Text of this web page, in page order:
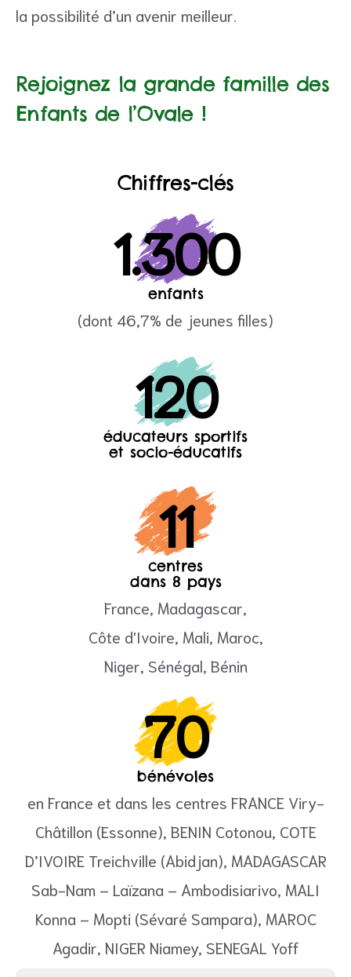
la possibilité d’un avenir meilleur.
Rejoignez la grande famille des
Enfants de l’Ovale !
Chiffres-clés
1.300
enfants
(dont 46,7% de jeunes filles)
120
éducateurs sportifs
et socio-éducatifs
11
centres
dans 8 pays
France, Madagascar,
Côte d'Ivoire, Mali, Maroc,
Niger, Sénégal, Bénin
70
bénévoles
en France et dans les centres FRANCE Viry-
Châtillon (Essonne), BENIN Cotonou, COTE
D’IVOIRE Treichville (Abidjan), MADAGASCAR
Sab-Nam – Laïzana – Ambodisiarivo, MALI
Konna – Mopti (Sévaré Sampara), MAROC
Agadir, NIGER Niamey, SENEGAL Yoff
le